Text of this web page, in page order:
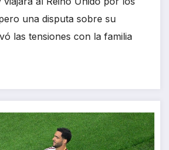
una disputa sobre su
las tensiones con la familia